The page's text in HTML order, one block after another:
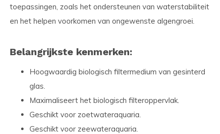
toepassingen, zoals het ondersteunen van waterstabiliteit
en het helpen voorkomen van ongewenste algengroei.
Belangrijkste kenmerken:
Hoogwaardig biologisch filtermedium van gesinterd
glas.
Maximaliseert het biologisch filteroppervlak.
Geschikt voor zoetwateraquaria.
Geschikt voor zeewateraquaria.